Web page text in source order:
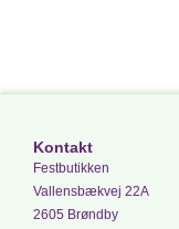
Kontakt
Festbutikken
Vallensbækvej 22A
2605 Brøndby